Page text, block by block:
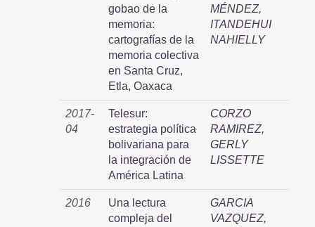
gobao de la
memoria:
cartografías de la
memoria colectiva
en Santa Cruz,
Etla, Oaxaca
MÉNDEZ,
ITANDEHUI
NAHIELLY
2017-
04
Telesur:
estrategia política
bolivariana para
la integración de
América Latina
CORZO
RAMIREZ,
GERLY
LISSETTE
2016
Una lectura
compleja del
GARCIA
VAZQUEZ,